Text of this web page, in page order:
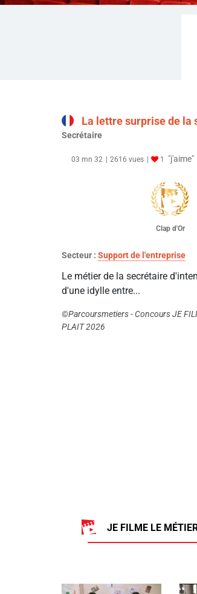
La lettre surprise de la
Secrétaire
03 mn 32 2616 vues 1 "j'aime"
Clap d'Or
Secteur : Support de l'entreprise
Le métier de la secrétaire
d'une idylle entre...
©Parcoursmetiers - Concours JE
PLAIT 2026
JE FILME LE